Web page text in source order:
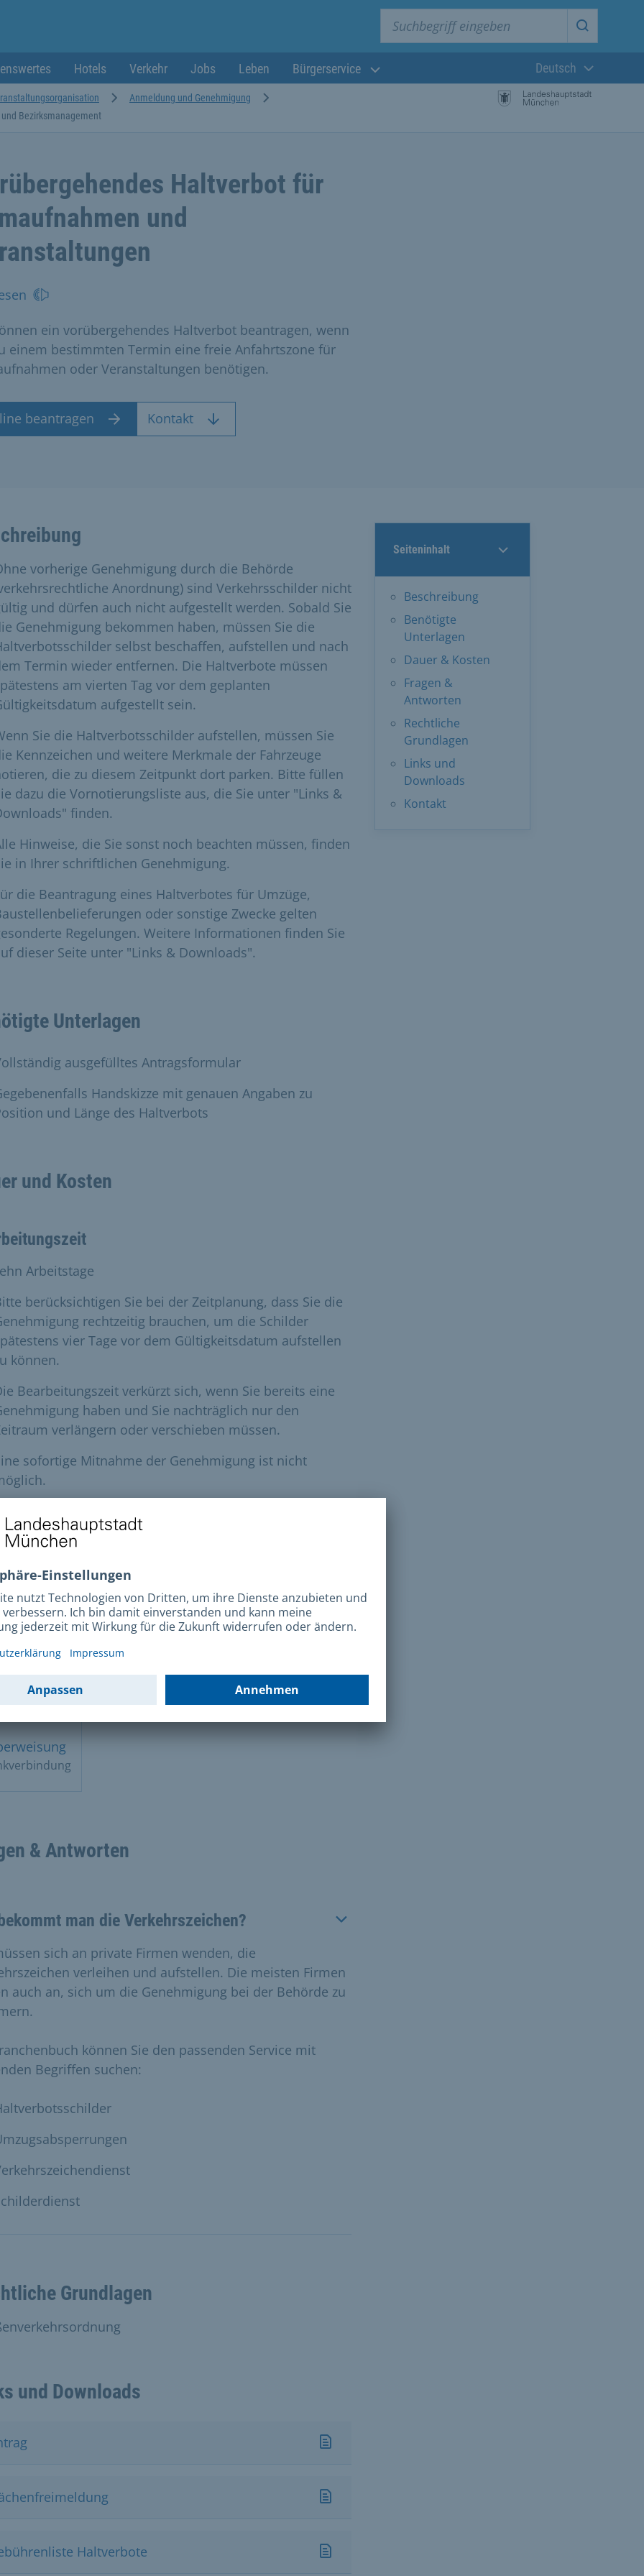
Suche
Hotels Verkehr Jobs Leben Bürgerservice
Aktuelle
Deutsch
Anmeldung und Genehmigung
und Bezirksmanagement
Haltverbot für
und
ein vorübergehendes Haltverbot beantragen, wenn
einem bestimmten Termin eine freie Anfahrtszone für
oder Veranstaltungen benötigen.
beantragen Kontakt
Seiteninhalt
Beschreibung
Benötigte
Unterlagen
Dauer & Kosten
Fragen &
Antworten
Rechtliche
Grundlagen
Links und
Downloads
Kontakt
vorherige Genehmigung durch die Behörde
Anordnung) sind Verkehrsschilder nicht
und dürfen auch nicht aufgestellt werden. Sobald Sie
Genehmigung bekommen haben, müssen Sie die
selbst beschaffen, aufstellen und nach
Termin wieder entfernen. Die Haltverbote müssen
am vierten Tag vor dem geplanten
aufgestellt sein.
Sie die Haltverbotsschilder aufstellen, müssen Sie
Kennzeichen und weitere Merkmale der Fahrzeuge
die zu diesem Zeitpunkt dort parken. Bitte füllen
dazu die Vornotierungsliste aus, die Sie unter "Links &
finden.
Hinweise, die Sie sonst noch beachten müssen, finden
in Ihrer schriftlichen Genehmigung.
die Beantragung eines Haltverbotes für Umzüge,
oder sonstige Zwecke gelten
Regelungen. Weitere Informationen finden Sie
dieser Seite unter "Links & Downloads".
Unterlagen
ausgefülltes Antragsformular
Handskizze mit genauen Angaben zu
und Länge des Haltverbots
und Kosten
Arbeitstage
berücksichtigen Sie bei der Zeitplanung, dass Sie die
rechtzeitig brauchen, um die Schilder
vier Tage vor dem Gültigkeitsdatum aufstellen
können.
Bearbeitungszeit verkürzt sich, wenn Sie bereits eine
haben und Sie nachträglich nur den
verlängern oder verschieben müssen.
sofortige Mitnahme der Genehmigung ist nicht
"Links und Downloads" (Gebührenliste)
& Antworten
man die Verkehrszeichen?
sich an private Firmen wenden, die
verleihen und aufstellen. Die meisten Firmen
auch an, sich um die Genehmigung bei der Behörde zu
können Sie den passenden Service mit
Begriffen suchen:
Grundlagen
und Downloads
Haltverbote